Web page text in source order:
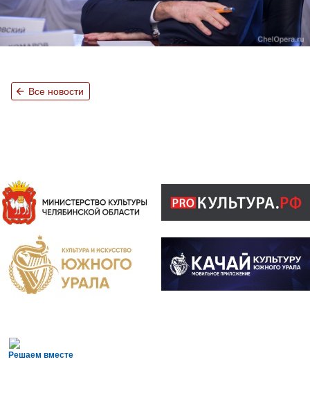
arrow_back Все новости
Решаем вместе